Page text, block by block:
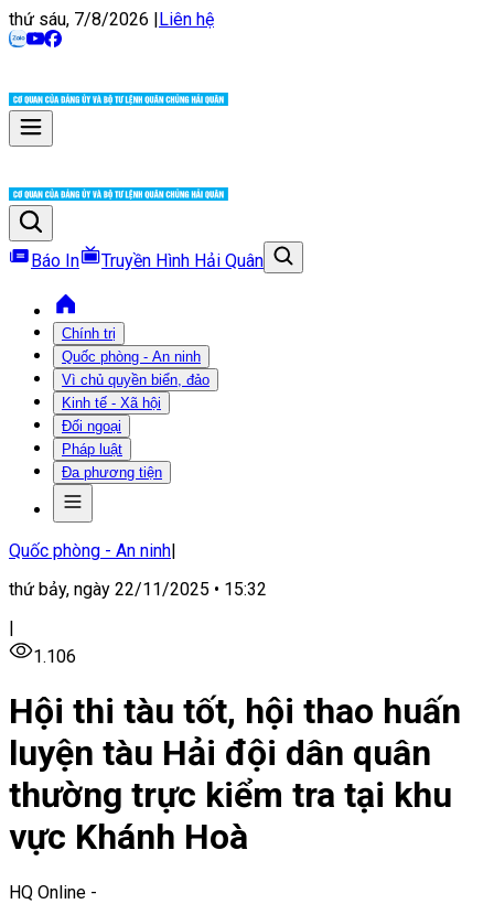
thứ sáu, 7/8/2026 |Liên hệ
Báo In Truyền Hình Hải Quân
Chính trị
Quốc phòng - An ninh
Vì chủ quyền biển, đảo
Kinh tế - Xã hội
Đối ngoại
Pháp luật
Đa phương tiện
Quốc phòng - An ninh|
thứ bảy, ngày 22/11/2025 • 15:32
|
1.106
Hội thi tàu tốt, hội thao huấn
luyện tàu Hải đội dân quân
thường trực kiểm tra tại khu
vực Khánh Hoà
HQ Online -